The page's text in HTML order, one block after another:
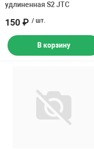
удлиненная S2 JTC
150 ₽ / шт.
В корзину